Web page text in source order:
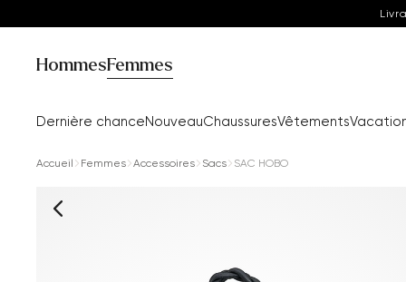
HommesFemmes
Dernière chanceNouveauChaussuresVêtements
Accueil Femmes Accessoires Sacs SAC HOBO